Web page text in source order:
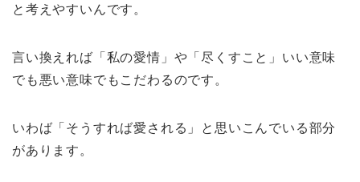
と考えやすいんです。
言い換えれば「私の愛情」や「尽くすこと」いい意味
でも悪い意味でもこだわるのです。
いわば「そうすれば愛される」と思いこんでいる部分
があります。